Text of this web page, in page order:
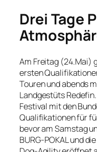
Drei Tage
Am Freitag (24.Mai)
ersten
Touren und abends
Landgestüts
Festival mit den
Qualifikationen für
bevor am Samstag
BURG-POKAL und